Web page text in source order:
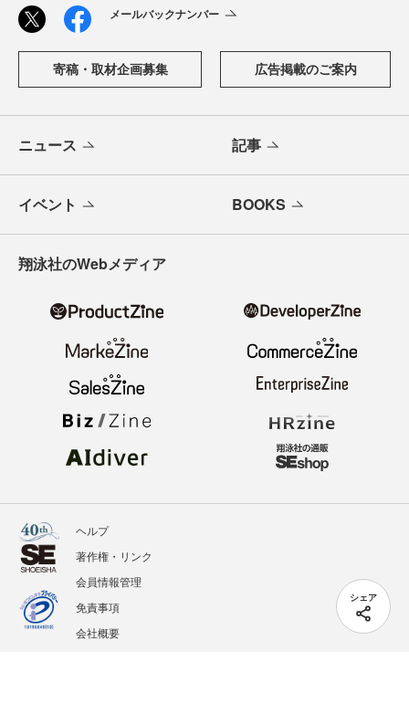
シェア
メールバックナンバー
寄稿・取材企画募集 広告掲載のご案内
ニュース 記事
イベント BOOKS
翔泳社のWebメディア
ヘルプ
著作権・リンク
会員情報管理
免責事項
会社概要